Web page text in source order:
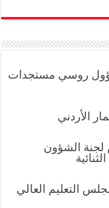
روسي مستجدات
الأردني
لجنة الشؤون
التعليم العالي